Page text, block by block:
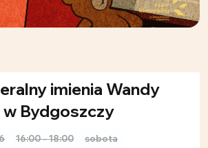
imienia Wandy
w Bydgoszczy
16:00 - 18:00 sobota